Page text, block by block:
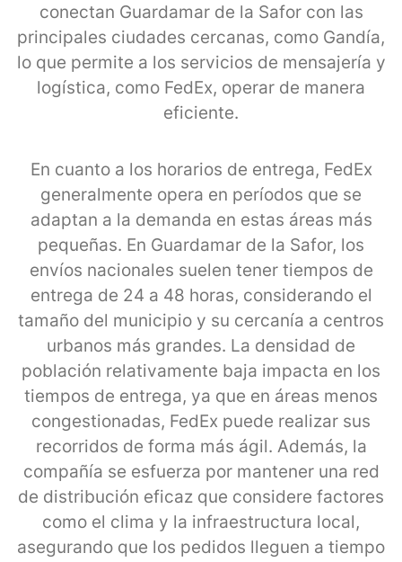
conectan Guardamar de la Safor con las
principales ciudades cercanas, como Gandía,
lo que permite a los servicios de mensajería y
logística, como FedEx, operar de manera
eficiente.
En cuanto a los horarios de entrega, FedEx
generalmente opera en períodos que se
adaptan a la demanda en estas áreas más
pequeñas. En Guardamar de la Safor, los
envíos nacionales suelen tener tiempos de
entrega de 24 a 48 horas, considerando el
tamaño del municipio y su cercanía a centros
urbanos más grandes. La densidad de
población relativamente baja impacta en los
tiempos de entrega, ya que en áreas menos
congestionadas, FedEx puede realizar sus
recorridos de forma más ágil. Además, la
compañía se esfuerza por mantener una red
de distribución eficaz que considere factores
como el clima y la infraestructura local,
asegurando que los pedidos lleguen a tiempo